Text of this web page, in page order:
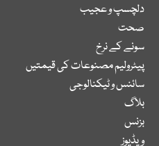
دلچسپ و عجیب
صحت
سونے کے نرخ
پیٹرولیم مصنوعات کی قیمتیں
سائنس و ٹیکنالوجی
بلاگ
بزنس
ویڈیوز